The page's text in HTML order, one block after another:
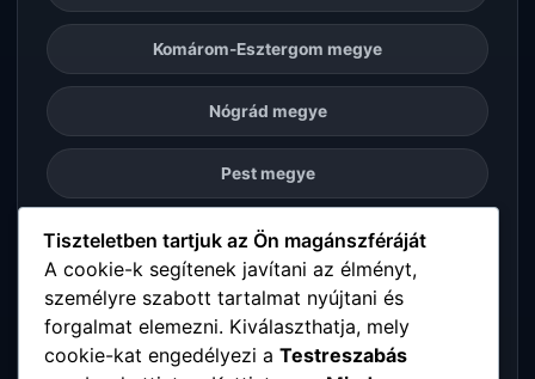
Komárom-Esztergom megye
Nógrád megye
Pest megye
Somogy megye
Szabolcs-Szatmár-Bereg megye
Tolna megye
Tiszteletben tartjuk az Ön magánszféráját
A cookie-k segítenek javítani az élményt,
személyre szabott tartalmat nyújtani és
forgalmat elemezni. Kiválaszthatja, mely
cookie-kat engedélyezi a Testreszabás